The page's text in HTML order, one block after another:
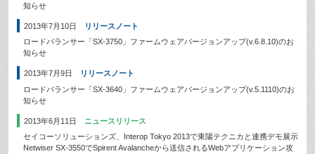
知らせ
2013年7月10日
リリースノート
ロードバランサー「SX-3750」ファームウェアバージョンアップ(v.6.8.10)のお
知らせ
2013年7月9日
リリースノート
ロードバランサー「SX-3640」ファームウェアバージョンアップ(v.5.1110)のお
知らせ
2013年6月11日
ニュースリリース
セイコーソリューションズ、Interop Tokyo 2013で東陽テクニカと連携デモ展示
Netwiser SX-3550でSpirent Avalancheから送信されるWebアプリケーション攻